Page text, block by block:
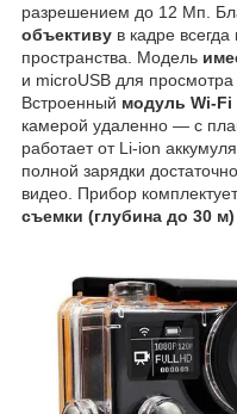
разрешением до 12 Мп.
объективу в кадре
пространства. Модель
и microUSB для
Встроенный модуль Wi-Fi
камерой удаленно — с
работает от Li-ion
полной зарядки
видео. Прибор
съемки (глубина до 30 м)